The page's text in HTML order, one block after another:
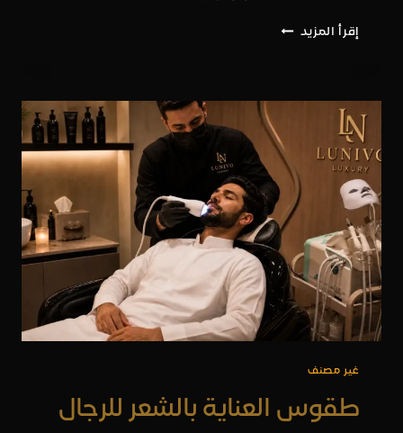
إقرأ المزيد أفضل
الفاخرة
الخبر
غير مصنف
طقوس العناية بالشعر للرجال